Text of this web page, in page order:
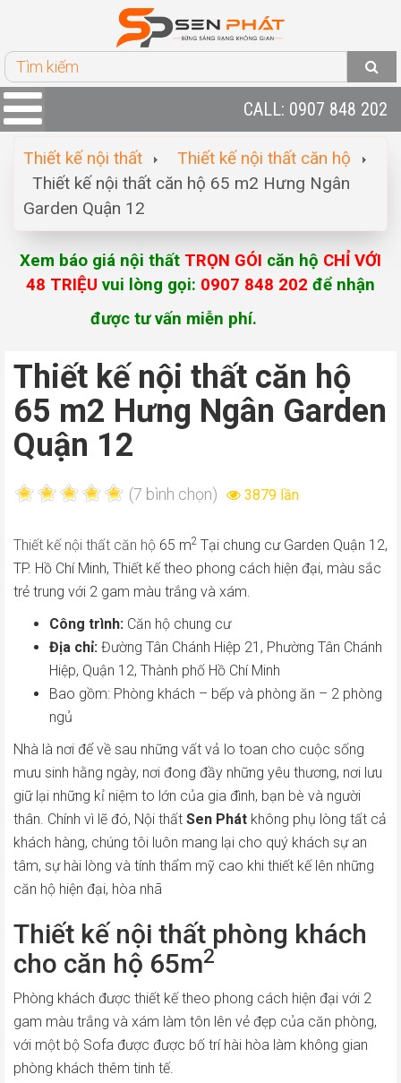
CALL: 0907 848 202
Thiết kế nội thất
Thiết kế nội thất căn hộ
Thiết kế nội thất căn hộ 65 m2 Hưng Ngân
Garden Quận 12
Xem báo giá nội thất TRỌN GÓI căn hộ CHỈ VỚI
48 TRIỆU vui lòng gọi: 0907 848 202 để nhận
được tư vấn miễn phí.
Thiết kế nội thất căn hộ
65 m2 Hưng Ngân Garden
Quận 12
(7 bình chọn) 3879 lần
Thiết kế nội thất căn hộ 65 m2 Tại chung cư Garden Quận 12,
TP. Hồ Chí Minh, Thiết kế theo phong cách hiện đại, màu sắc
trẻ trung với 2 gam màu trắng và xám.
Công trình: Căn hộ chung cư
Địa chỉ: Đường Tân Chánh Hiệp 21, Phường Tân Chánh
Hiệp, Quận 12, Thành phố Hồ Chí Minh
Bao gồm: Phòng khách – bếp và phòng ăn – 2 phòng
ngủ
Nhà là nơi để về sau những vất vả lo toan cho cuộc sống
mưu sinh hằng ngày, nơi đong đầy những yêu thương, nơi lưu
giữ lại những kỉ niệm to lớn của gia đình, bạn bè và người
thân. Chính vì lẽ đó, Nội thất Sen Phát không phụ lòng tất cả
khách hàng, chúng tôi luôn mang lại cho quý khách sự an
tâm, sự hài lòng và tính thẩm mỹ cao khi thiết kế lên những
căn hộ hiện đại, hòa nhã
Thiết kế nội thất phòng khách
cho căn hộ 65m2
Phòng khách được thiết kế theo phong cách hiện đại với 2
gam màu trắng và xám làm tôn lên vẻ đẹp của căn phòng,
với một bộ Sofa được được bố trí hài hòa làm không gian
phòng khách thêm tinh tế.